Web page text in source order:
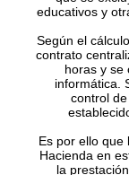
educativos y
Según el
contrato
horas y se
informática.
control
Es por ello que
Hacienda en
la